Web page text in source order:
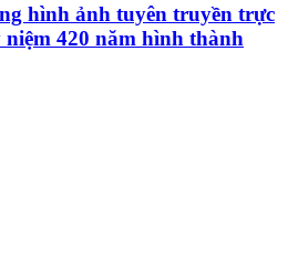
hình ảnh tuyên truyền trực
420 năm hình thành